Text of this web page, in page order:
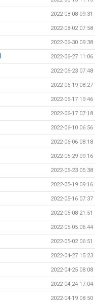
2022-08-08 09:31
2022-08-02 07:58
2022-06-30 09:38
2022-06-27 11:06
2022-06-23 07:48
2022-06-19 08:27
2022-06-17 19:46
2022-06-17 07:18
2022-06-10 06:56
2022-06-06 08:18
2022-05-29 09:16
2022-05-23 05:38
2022-05-19 09:16
2022-05-16 07:37
2022-05-08 21:51
2022-05-05 06:44
2022-05-02 06:51
2022-04-27 15:23
2022-04-25 08:08
2022-04-24 17:04
2022-04-19 08:50